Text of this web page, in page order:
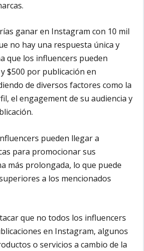
ganar en Instagram con 10 mil
no hay una respuesta única y
que los influencers pueden
$500 por publicación en
de diversos factores como la
el engagement de su audiencia y
pueden llegar a
para promocionar sus
más prolongada, lo que puede
a los mencionados
que no todos los influencers
en Instagram, algunos
o servicios a cambio de la